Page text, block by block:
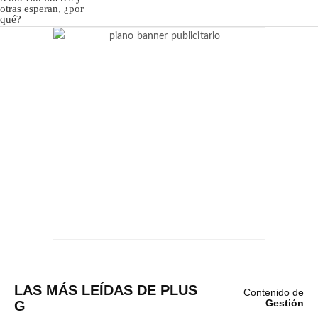
LAS MÁS LEÍDAS DE PLUS
G
Contenido de
Gestión